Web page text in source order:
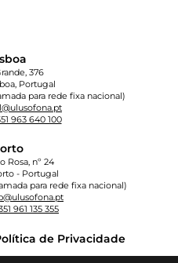
376
Portugal
para rede fixa nacional)
963 640 100
Rosa, nº 24
- Portugal
para rede fixa nacional)
961 135 355
de Privacidade